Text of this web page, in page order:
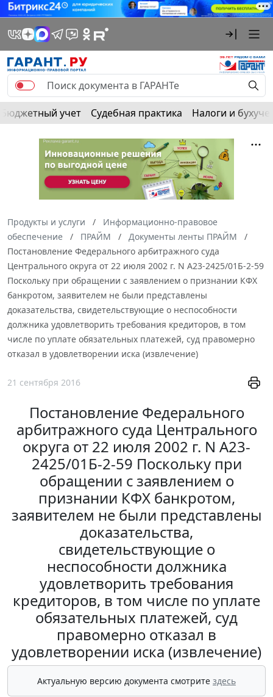
Бюджетный учет Судебная практика Налоги и
Продукты и услуги
Информационно-правовое
обеспечение
ПРАЙМ
Документы ленты ПРАЙМ
Постановление Федерального арбитражного суда
Центрального округа от 22 июля 2002 г. N А23-2425/01Б-2-59
Поскольку при обращении с заявлением о признании КФХ
банкротом, заявителем не были представлены
доказательства, свидетельствующие о неспособности
должника удовлетворить требования кредиторов, в том
числе по уплате обязательных платежей, суд правомерно
отказал в удовлетворении иска (извлечение)
21 сентября 2016
Постановление Федерального
арбитражного суда Центрального
округа от 22 июля 2002 г. N А23-
2425/01Б-2-59 Поскольку при
обращении с заявлением о
признании КФХ банкротом,
заявителем не были представлены
доказательства,
свидетельствующие о
неспособности должника
удовлетворить требования
кредиторов, в том числе по уплате
обязательных платежей, суд
правомерно отказал в
удовлетворении иска (извлечение)
Актуальную версию документа смотрите здесь